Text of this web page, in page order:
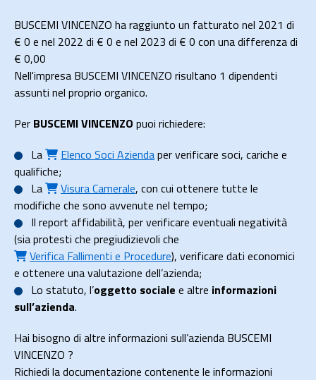
BUSCEMI VINCENZO ha raggiunto un fatturato nel 2021 di
€ 0 e nel 2022 di € 0 e nel 2023 di € 0 con una differenza di
€ 0,00
Nell'impresa BUSCEMI VINCENZO risultano 1 dipendenti
assunti nel proprio organico.
Per BUSCEMI VINCENZO puoi richiedere:
La
Elenco Soci Aziendaper verificare soci, cariche e
qualifiche;
La
Visura Camerale, con cui ottenere tutte le
modifiche che sono avvenute nel tempo;
Il report affidabilità, per verificare eventuali negatività
(sia protesti che pregiudizievoli che
Verifica Fallimenti e Procedure), verificare dati economici
e ottenere una valutazione dell’azienda;
Lo statuto, l’oggetto sociale e altre informazioni
sull’azienda.
Hai bisogno di altre informazioni sull’azienda BUSCEMI
VINCENZO ?
Richiedi la documentazione contenente le informazioni